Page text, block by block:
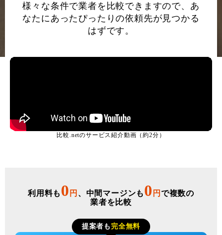
様々な条件で業者を比較できますので、あ
なたにあったぴったりの依頼先が見つかる
はずです。
比較.netのサービス紹介動画（約2分）
利用料も 0 円 、中間マージンも 0 円 で複数の
業者を比較
提案者も 完全無料